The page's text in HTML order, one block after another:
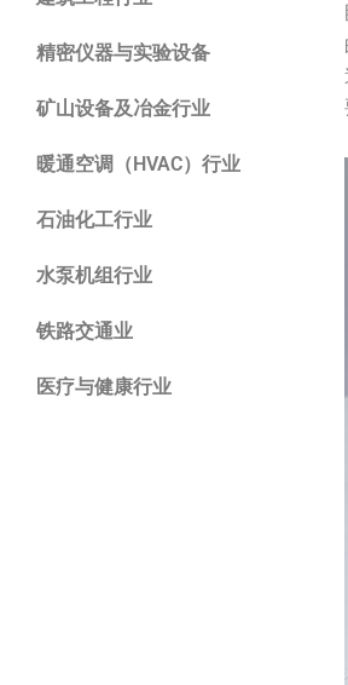
精密仪器与实验设备
矿山设备及冶金行业
暖通空调（HVAC）行业
石油化工行业
水泵机组行业
铁路交通业
医疗与健康行业